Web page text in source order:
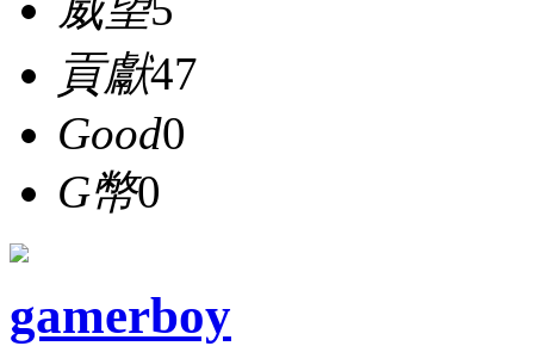
貢獻47
Good0
G幣0
gamerboy